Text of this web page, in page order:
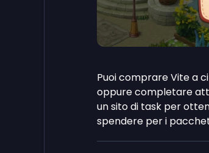
Puoi comprare Vite a
oppure completare
un sito di task per
spendere per i